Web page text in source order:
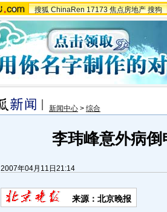
搜狐 ChinaRen 17173 焦点房地产 搜狗
新闻中心 > 综合
李玮峰意外病
2007年04月11日21:14
来源：北京晚报